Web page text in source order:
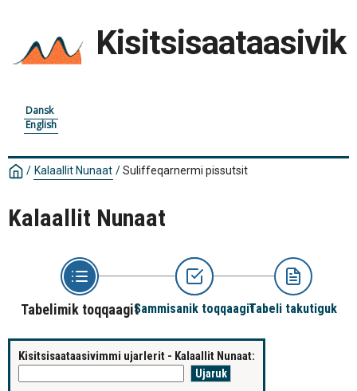
Kisitsisaataasivik
Dansk
English
/ Kalaallit Nunaat /Suliffeqarnermi pissutsit
Kalaallit Nunaat
Tabelimik toqqaagitSammisanik toqqaagitTabeli takutiguk
Kisitsisaataasivimmi ujarlerit - Kalaallit Nunaat: